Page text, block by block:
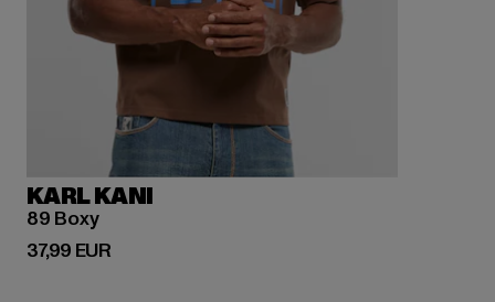
KARL KANI
89 Boxy
37,99 EUR
Ajankohtainen hinta: 37,99 EUR